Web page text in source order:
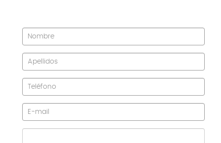
BLOG
CONTACTO